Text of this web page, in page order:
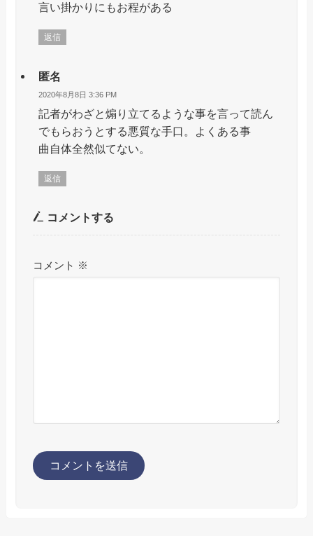
言い掛かりにもお程がある
返信
匿名
2020年8月8日 3:36 PM
記者がわざと煽り立てるような事を言って読ん
でもらおうとする悪質な手口。よくある事
曲自体全然似てない。
返信
コメントする
コメント ※